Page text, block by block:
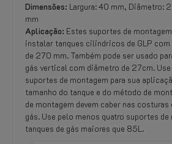
Dimensões: Largura: 40 mm, Diâmetro:
mm
Aplicação: Estes suportes de
instalar tanques cilindricos de GLP com
de 270 ​​mm. Também pode ser usado
gás vertical com diâmetro de 27cm.
suportes de montagem para sua
tamanho do tanque e do método de
de montagem devem caber nas costuras
gás. Use pelo menos quatro suportes de
tanques de gás maiores que 85L.